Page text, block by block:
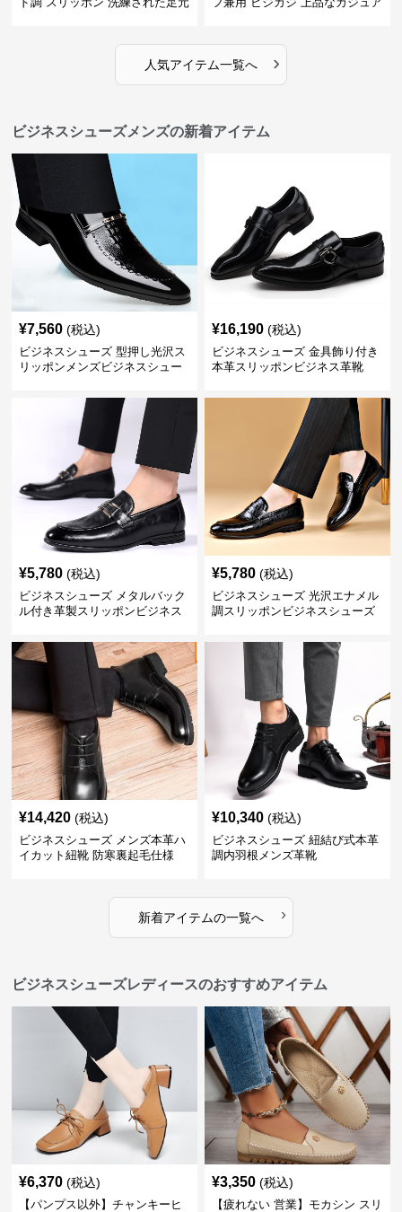
人気アイテム一覧へ ›
ビジネスシューズメンズの新着アイテム
¥7,560 (税込)
ビジネスシューズ 型押し光沢ス
リッポンメンズビジネスシュー
¥16,190 (税込)
ビジネスシューズ 金具飾り付き
本革スリッポンビジネス革靴
¥5,780 (税込)
ビジネスシューズ メタルバック
ル付き革製スリッポンビジネス
¥5,780 (税込)
ビジネスシューズ 光沢エナメル
調スリッポンビジネスシューズ
¥14,420 (税込)
ビジネスシューズ メンズ本革ハ
イカット紐靴 防寒裏起毛仕様
¥10,340 (税込)
ビジネスシューズ 紐結び式本革
調内羽根メンズ革靴
新着アイテムの一覧へ ›
ビジネスシューズレディースのおすすめアイテム
¥6,370 (税込)
【パンプス以外】チャンキーヒ
¥3,350 (税込)
【疲れない 営業】モカシン スリ